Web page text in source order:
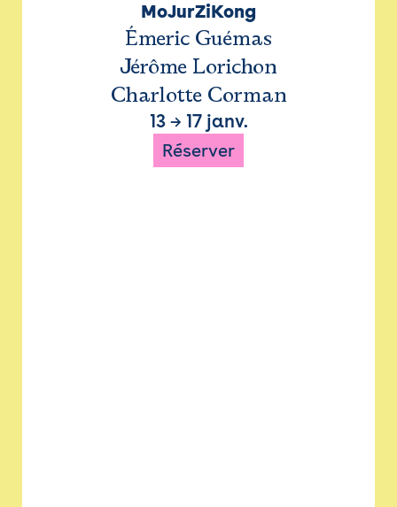
MoJurZiKong
Émeric Guémas
Jérôme Lorichon
Charlotte Corman
13→ 17 janv.
Réserver